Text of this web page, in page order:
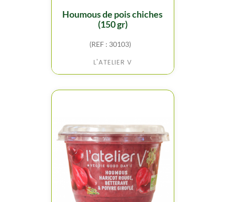
houmous de pois chiches
(150 gr)
(REF : 30103)
L'ATELIER V